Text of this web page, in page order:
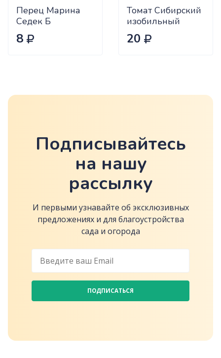
Перец Марина
Седек Б
8
Томат Сибирский
изобильный
Сиб.сад Ц
20
Подписывайтесь
на нашу
рассылку
И первыми узнавайте об эксклюзивных
предложениях и для благоустройства
сада и огорода
ПОДПИСАТЬСЯ